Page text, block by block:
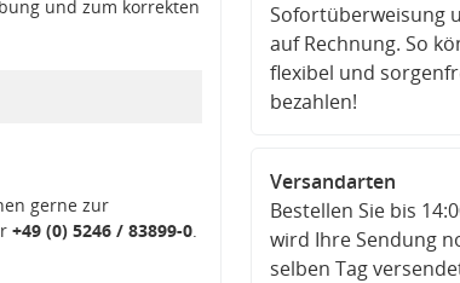
und zum korrekten
gerne zur
+49 (0) 5246 / 83899-0.
Sofortüberweisung
auf Rechnung. So
flexibel und
bezahlen!
Versandarten
Bestellen Sie bis
wird Ihre Sendung
selben Tag